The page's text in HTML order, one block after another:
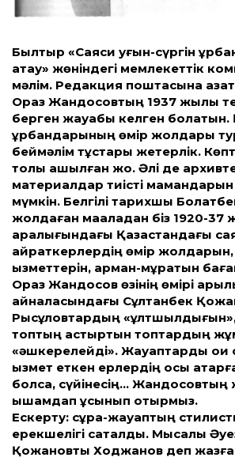
Былтыр «Саяси қуғын-сүргін
ақтау» жөніндегі мемлекеттік
мәлім. Редакция поштасына
Ораз Жандосовтың 1937 жылы
берген жауабы келген болатын.
құрбандарының өмір жолдары
беймәлім тұстары жетерлік.
толық ашылған жоқ. Әлі де
материалдар тиісті мамандарын
мүмкін. Белгілі тарихшы
жолдаған мақаладан біз 1920-37
аралығындағы Қазақстандағы
қайраткерлердің өмір жолдарын,
қызметтерін, арман-мұратын
Ораз Жандосов өзінің өмірі
айналасындағы Сұлтанбек
Рысқұловтардың «ұлтшылдығын»,
топтың астыртын топтардың
«әшкерелейді». Жауаптарды оқи
қызмет еткен ерлердің осы
болса, сүйінесің…
ықшамдап ұсынып отырмыз.
Ескерту: сұрақ-жауаптың
ерекшелігі сақталды. Мысалы
Қожановты Ходжанов деп